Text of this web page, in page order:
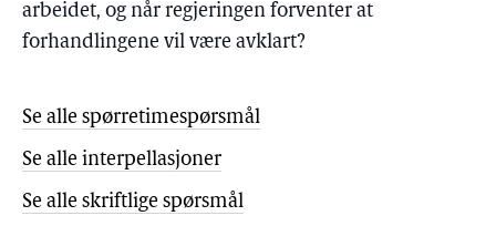
arbeidet, og når regjeringen forventer at
forhandlingene vil være avklart?
Se alle spørretimespørsmål
Se alle interpellasjoner
Se alle skriftlige spørsmål